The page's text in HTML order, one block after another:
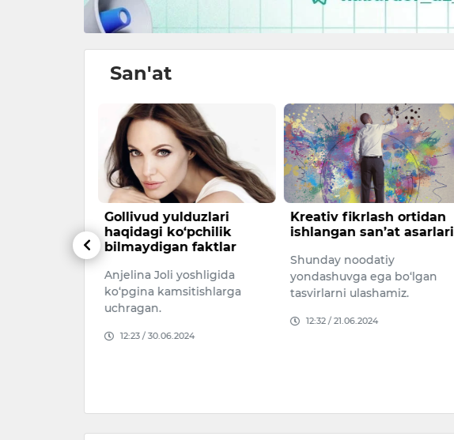
San'at
Gollivud yulduzlari
haqidagi ko‘pchilik
bilmaydigan faktlar
Anjelina Joli yoshligida
ko‘pgina kamsitishlarga
uchragan.
12:23 / 30.06.2024
Kreativ fikrlash ortidan
ishlangan san’at asarlari
Shunday noodatiy
yondashuvga ega bo‘lgan
tasvirlarni ulashamiz.
12:32 / 21.06.2024